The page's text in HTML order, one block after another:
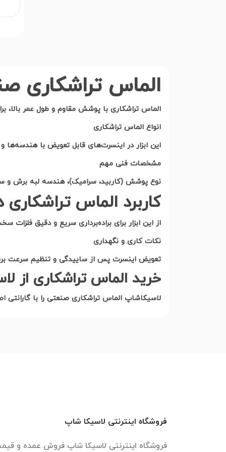
الماس تراشکاری
الماس تراشکاری با پوشش مقاوم و طول عمر بالا،
انواع الماس تراشکاری
این ابزار در اینسرت‌های قابل تعویض با
مشخصات فنی مهم
نوع پوشش (کاربید، سرامیک)، هندسه لبه برش و
کاربرد الماس
از این ابزار برای براده‌برداری سریع و دقیق
نکات کاری و نگهداری
تعویض اینسرت پس از ساییدگی و تنظیم سرعت
خرید الماس تراشکاری از
لاسیکاشاپ الماس تراشکاری صنعتی را با گارانتی
فروشگاه اینترنتی لاسیکا شاپ
فروشگاه اینترنتی لاسیکا شاپ فروش عمده و